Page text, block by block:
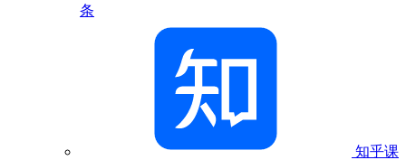
条
知乎课